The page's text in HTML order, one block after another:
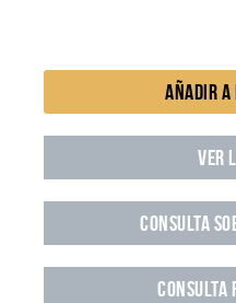
AÑADIR A
VER
CONSULTA
CONSULTA